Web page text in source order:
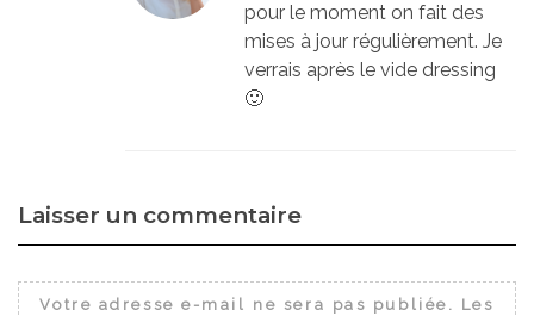
pour le moment on fait des
mises à jour régulièrement. Je
verrais après le vide dressing
🙂
Laisser un commentaire
Votre adresse e-mail ne sera pas publiée. Les